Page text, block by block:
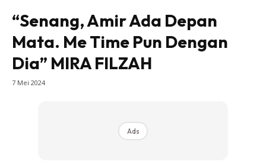
“Senang, Amir Ada Depan
Mata. Me Time Pun Dengan
Dia” MIRA FILZAH
7 Mei 2024
Ads